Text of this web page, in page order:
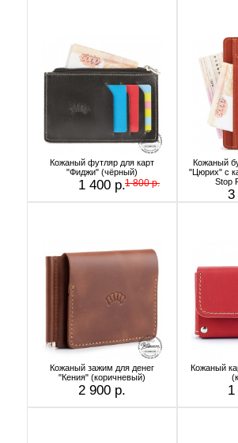
Кожаный футляр для карт
"Фиджи" (чёрный)
1 400 р.1 800 р.
Кожаный
"Цюрих" с
Stop
3
Кожаный зажим для денег
"Кения" (коричневый)
2 900 р.
Кожаный
1